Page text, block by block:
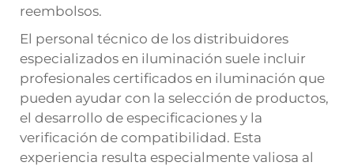
reembolsos.
El personal técnico de los distribuidores
especializados en iluminación suele incluir
profesionales certificados en iluminación que
pueden ayudar con la selección de productos,
el desarrollo de especificaciones y la
verificación de compatibilidad. Esta
experiencia resulta especialmente valiosa al